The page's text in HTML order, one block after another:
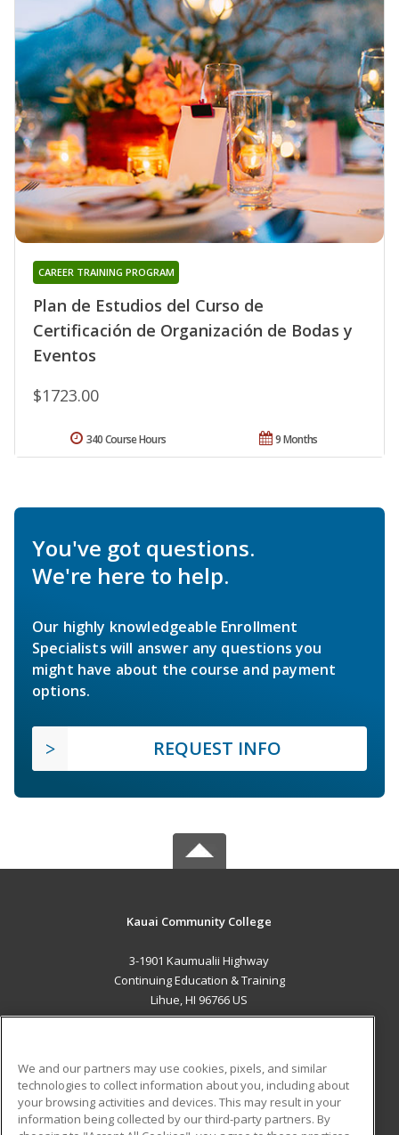
Plan de Estudios del Curso de
Certificación de Organización de Bodas y
Eventos
CAREER TRAINING PROGRAM
$1723.00
9 Months
340 Course Hours
You've got questions.
We're here to help.
Our highly knowledgeable Enrollment
Specialists will answer any questions you
might have about the course and payment
options.
REQUEST INFO
Kauai Community College
3-1901 Kaumualii Highway
Continuing Education & Training
Lihue, HI 96766 US
ADDITIONAL RESOURCES
Military
Student Blog
We and our partners may use cookies, pixels, and similar
technologies to collect information about you, including about
your browsing activities and devices. This may result in your
information being collected by our third-party partners. By